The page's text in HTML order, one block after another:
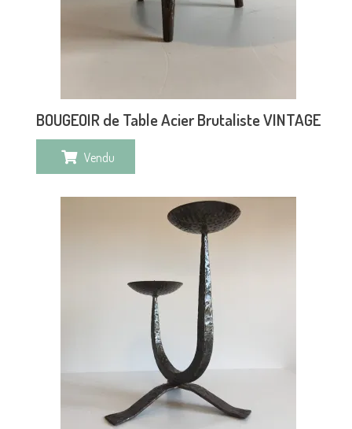
BOUGEOIR de Table Acier Brutaliste VINTAGE
Vendu